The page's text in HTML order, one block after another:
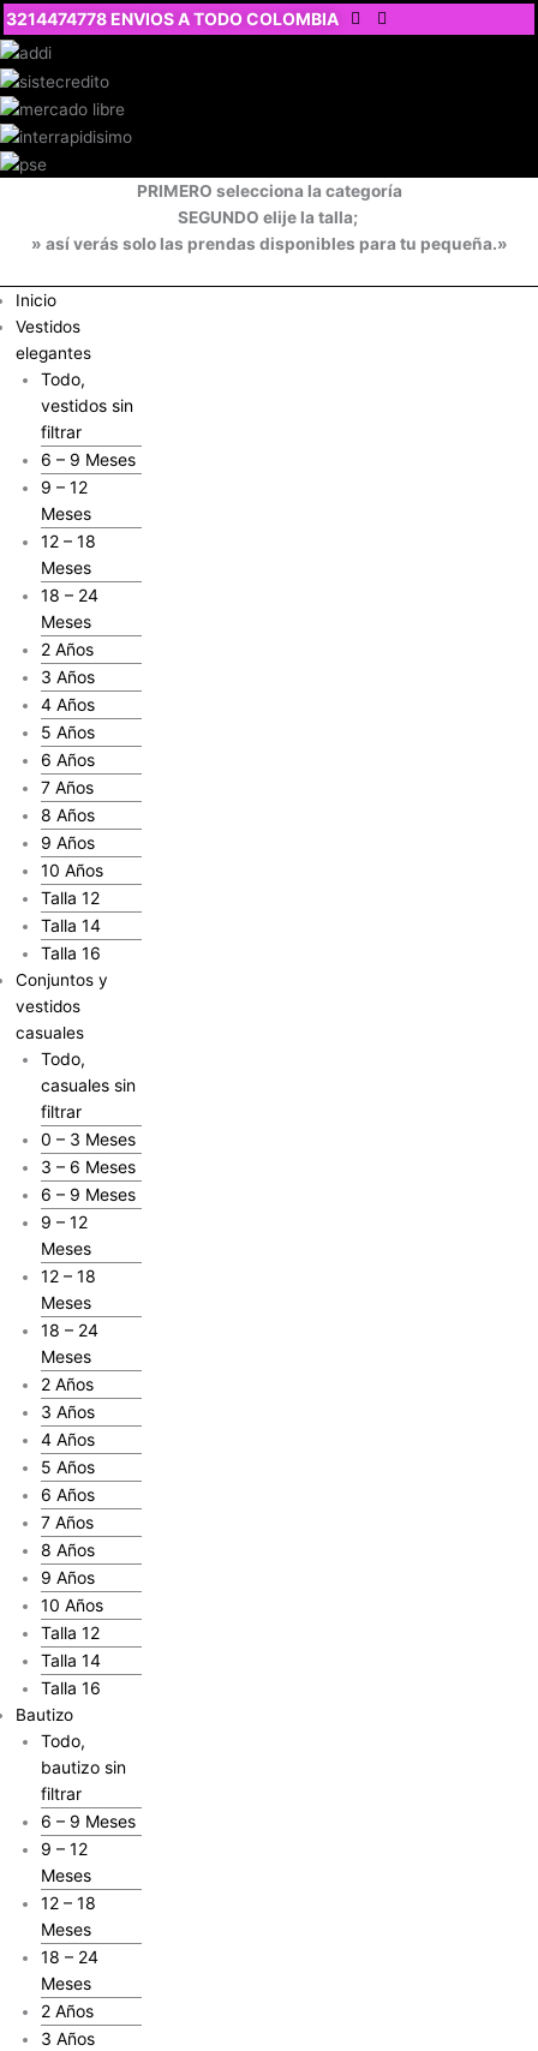
Ir
al
contenido
3214474778 ENVIOS A TODO COLOMBIA
PRIMERO selecciona la categoría
SEGUNDO elije la talla;
» así verás solo las prendas disponibles para tu pequeña.»
Inicio
Vestidos
elegantes
Todo,
vestidos sin
filtrar
6 – 9 Meses
9 – 12
Meses
12 – 18
Meses
18 – 24
Meses
2 Años
3 Años
4 Años
5 Años
6 Años
7 Años
8 Años
9 Años
10 Años
Talla 12
Talla 14
Talla 16
Conjuntos y
vestidos
casuales
Todo,
casuales sin
filtrar
0 – 3 Meses
3 – 6 Meses
6 – 9 Meses
9 – 12
Meses
12 – 18
Meses
18 – 24
Meses
2 Años
3 Años
4 Años
5 Años
6 Años
7 Años
8 Años
9 Años
10 Años
Talla 12
Talla 14
Talla 16
Bautizo
Todo,
bautizo sin
filtrar
6 – 9 Meses
9 – 12
Meses
12 – 18
Meses
18 – 24
Meses
2 Años
3 Años